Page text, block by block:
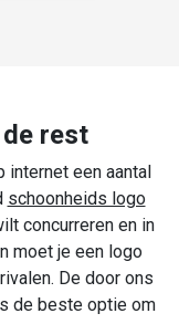
rest
internet een aantal
schoonheids logo
concurreren en in
moet je een logo
De door ons
de beste optie om